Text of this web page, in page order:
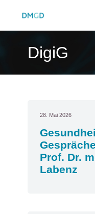
DigiG
28. Mai 2026
Prof. Dr.
Labenz